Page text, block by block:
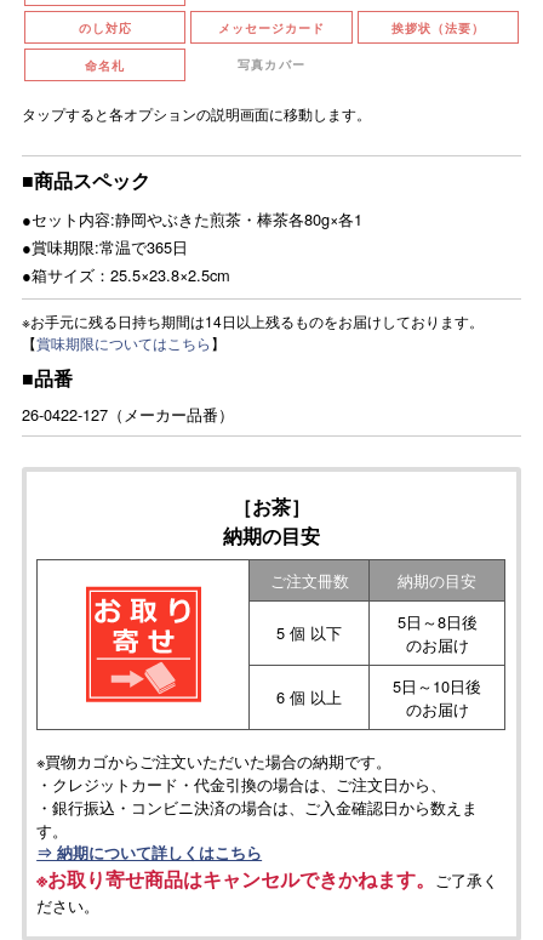
のし対応 メッセージカード 挨拶状（法要）
命名札 写真カバー
タップすると各オプションの説明画面に移動します。
■商品スペック
●セット内容:静岡やぶきた煎茶・棒茶各80g×各1
●賞味期限:常温で365日
●箱サイズ：25.5×23.8×2.5cm
※お手元に残る日持ち期間は14日以上残るものをお届けしております。
【賞味期限についてはこちら】
■品番
26-0422-127（メーカー品番）
［お茶］
納期の目安
ご注文冊数 納期の目安
5 個 以下
5日～8日後
のお届け
6 個 以上
5日～10日後
のお届け
※買物カゴからご注文いただいた場合の納期です。
・クレジットカード・代金引換の場合は、ご注文日から、
・銀行振込・コンビニ決済の場合は、ご入金確認日から数えま
す。
⇒ 納期について詳しくはこちら
※お取り寄せ商品はキャンセルできかねます。 ご了承く
ださい。